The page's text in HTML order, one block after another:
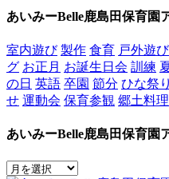
あいみーBelle鹿島田保育園
室内遊び 製作 食育 戸外遊び
グ お正月 お誕生日会 訓練
の日 英語 卒園 節分 ひな祭り
せ 運動会 保育参観 郷土料理
あいみーBelle鹿島田保育園